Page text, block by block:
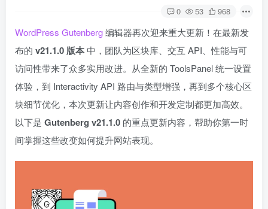
0 53 968
WordPress Gutenberg编辑器再次迎来重大更新！在最新发
布的 v21.1.0 版本中，团队为区块库、交互 API、性能与可
访问性带来了众多实用改进。从全新的 ToolsPanel 统一设置
体验，到 Interactivity API 路由与类型增强，再到多个核心区
块细节优化，本次更新让内容创作和开发定制都更加高效。
以下是 Gutenberg v21.1.0 的重点更新内容，帮助你第一时
间掌握这些改变如何提升网站表现。